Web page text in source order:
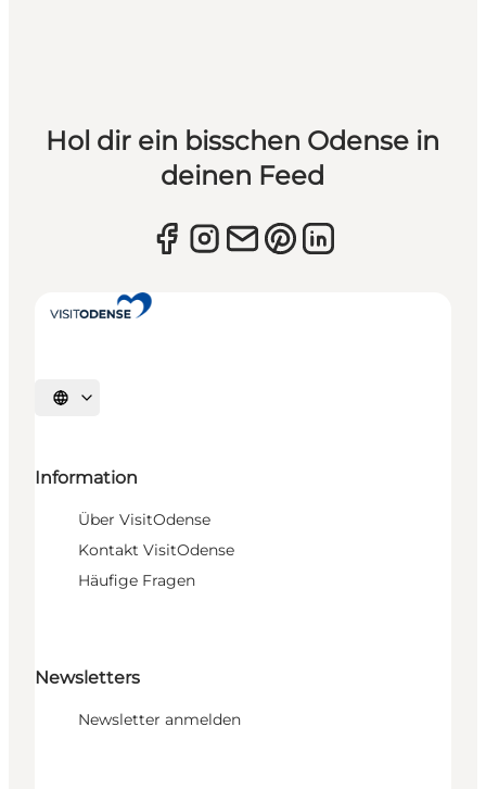
Hol dir ein bisschen Odense in
deinen Feed
Sprache auswählen
Information
Über VisitOdense
Kontakt VisitOdense
Häufige Fragen
Newsletters
Newsletter anmelden